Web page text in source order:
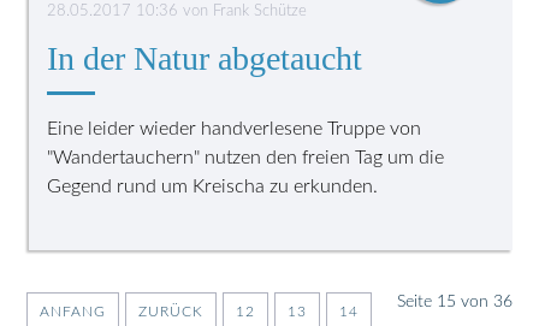
28.05.2017 10:36 von Frank Schütze
In der Natur abgetaucht
Eine leider wieder handverlesene Truppe von
"Wandertauchern" nutzen den freien Tag um die
Gegend rund um Kreischa zu erkunden.
Seite 15 von 36
ANFANG ZURÜCK 12 13 14